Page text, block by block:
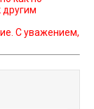
другим
С уважением,